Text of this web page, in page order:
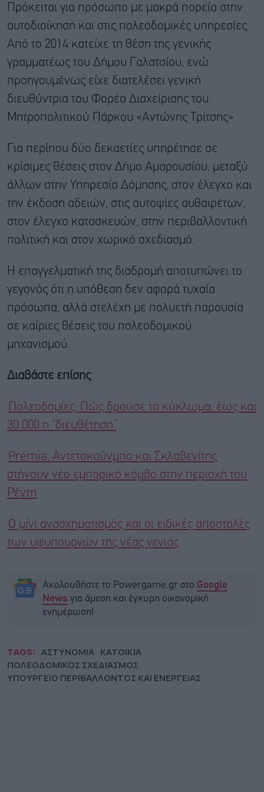
Πρόκειται για πρόσωπο με μακρά πορεία στην
αυτοδιοίκηση και στις πολεοδομικές υπηρεσίες.
Από το 2014 κατείχε τη θέση της γενικής
γραμματέως του Δήμου Γαλατσίου, ενώ
προηγουμένως είχε διατελέσει γενική
διευθύντρια του Φορέα Διαχείρισης του
Μητροπολιτικού Πάρκου «Αντώνης Τρίτσης».
Για περίπου δύο δεκαετίες υπηρέτησε σε
κρίσιμες θέσεις στον Δήμο Αμαρουσίου, μεταξύ
άλλων στην Υπηρεσία Δόμησης, στον έλεγχο και
την έκδοση αδειών, στις αυτοψίες αυθαιρέτων,
στον έλεγχο κατασκευών, στην περιβαλλοντική
πολιτική και στον χωρικό σχεδιασμό.
Η επαγγελματική της διαδρομή αποτυπώνει το
γεγονός ότι η υπόθεση δεν αφορά τυχαία
πρόσωπα, αλλά στελέχη με πολυετή παρουσία
σε καίριες θέσεις του πολεοδομικού
μηχανισμού.
Διαβάστε επίσης
Πολεοδομίες: Πώς δρούσε το κύκλωμα, έως και
30.000 η “διευθέτηση”
Premia, Αντετοκούνμπο και Σκλαβενίτης
στήνουν νέο εμπορικό κόμβο στην περιοχή του
Ρέντη
Ο μίνι ανασχηματισμός και οι ειδικές αποστολές
των υφυπουργών της νέας γενιάς
Ακολουθήστε το Powergame.gr στο Google
News για άμεση και έγκυρη οικονομική
ενημέρωση!
TAGS: ΑΣΤΥΝΟΜΙΑ ΚΑΤΟΙΚΙΑ
ΠΟΛΕΟΔΟΜΙΚΟΣ ΣΧΕΔΙΑΣΜΟΣ
ΥΠΟΥΡΓΕΙΟ ΠΕΡΙΒΑΛΛΟΝΤΟΣ ΚΑΙ ΕΝΕΡΓΕΙΑΣ